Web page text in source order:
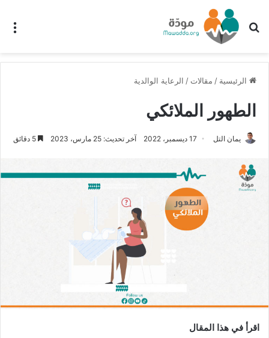
بحث عن
الرئيسية / مقالات / الرعاية الوالدية
الطهور الملائكي
يمان التل 17 ديسمبر، 2022 آخر تحديث: 25 مارس، 2023
اقرأ في هذا المقال